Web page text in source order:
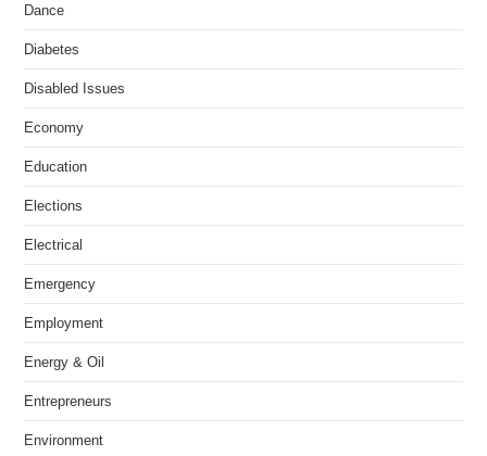
Dance
Diabetes
Disabled Issues
Economy
Education
Elections
Electrical
Emergency
Employment
Energy & Oil
Entrepreneurs
Environment